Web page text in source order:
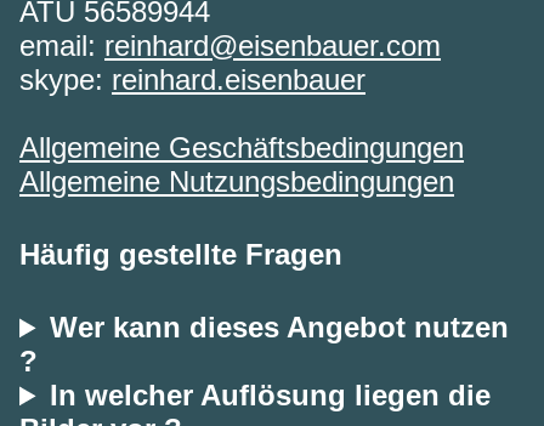
ATU 56589944
email: reinhard@eisenbauer.com
skype: reinhard.eisenbauer
Allgemeine Geschäftsbedingungen
Allgemeine Nutzungsbedingungen
Häufig gestellte Fragen
Wer kann dieses Angebot nutzen
?
In welcher Auflösung liegen die